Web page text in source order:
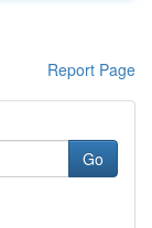
Report Page
Go